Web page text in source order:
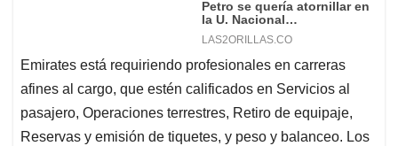
Emirates está requiriendo profesionales en carreras
afines al cargo, que estén calificados en Servicios al
pasajero, Operaciones terrestres, Retiro de equipaje,
Reservas y emisión de tiquetes, y peso y balanceo. Los